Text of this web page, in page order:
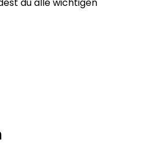
du alle wichtigen